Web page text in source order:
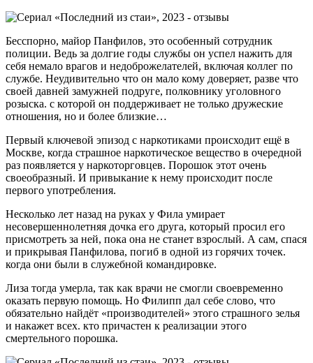
Бесспорно, майор Панфилов, это особенный сотрудник
полиции. Ведь за долгие годы службы он успел нажить для
себя немало врагов и недоброжелателей, включая коллег по
службе. Неудивительно что он мало кому доверяет, разве что
своей давней замужней подруге, полковнику уголовного
розыска. с которой он поддерживает не только дружеские
отношения, но и более близкие…
Первый ключевой эпизод с наркотиками происходит ещё в
Москве, когда страшное наркотическое вещество в очередной
раз появляется у наркоторговцев. Порошок этот очень
своеобразный. И привыкание к нему происходит после
первого употребления.
Несколько лет назад на руках у Фила умирает
несовершеннолетняя дочка его друга, который просил его
присмотреть за ней, пока она не станет взрослый. А сам, спася
и прикрывая Панфилова, погиб в одной из горячих точек.
когда они были в служебной командировке.
Лиза тогда умерла, так как врачи не смогли своевременно
оказать первую помощь. Но Филипп дал себе слово, что
обязательно найдёт «производителей» этого страшного зелья
и накажет всех. кто причастен к реализации этого
смертельного порошка.